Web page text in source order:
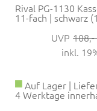
Rival PG-1130
11-fach | schwarz
108,-
inkl.
Auf Lager |
4 Werktage